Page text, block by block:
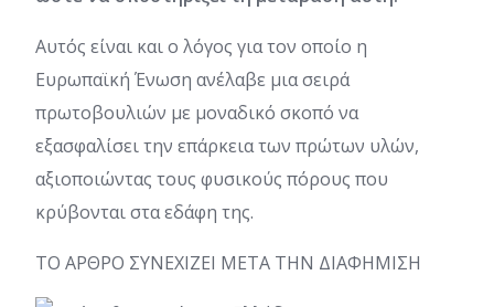
Αυτός είναι και ο λόγος για τον οποίο η
Ευρωπαϊκή Ένωση ανέλαβε μια σειρά
πρωτοβουλιών με μοναδικό σκοπό να
εξασφαλίσει την επάρκεια των πρώτων υλών,
αξιοποιώντας τους φυσικούς πόρους που
κρύβονται στα εδάφη της.
ΤΟ ΑΡΘΡΟ ΣΥΝΕΧΙΖΕΙ ΜΕΤΑ ΤΗΝ ΔΙΑΦΗΜΙΣΗ